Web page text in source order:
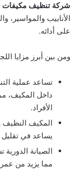
شركة تنظيف
الأنابيب والمواسير،
على أدائه.
ومن بين أبرز مزايا
تساعد عملية
داخل المكيف،
الأفراد.
المكيف النظيف
يساعد في تقليل
الصيانة
مما يزيد من